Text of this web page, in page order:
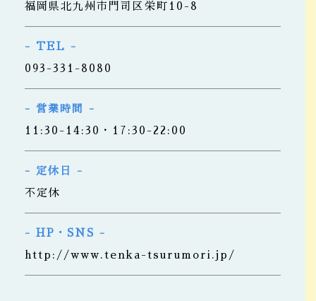
福岡県北九州市門司区栄町10-8
- TEL -
093-331-8080
- 営業時間 -
11:30-14:30・17:30-22:00
- 定休日 -
不定休
- HP・SNS -
http://www.tenka-tsurumori.jp/